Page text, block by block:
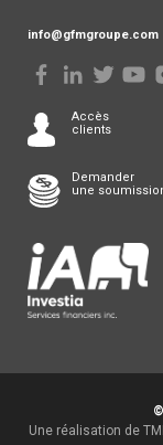
info@gfmgroupe.com
Accès
clients
Demander
une
Une réalisation de